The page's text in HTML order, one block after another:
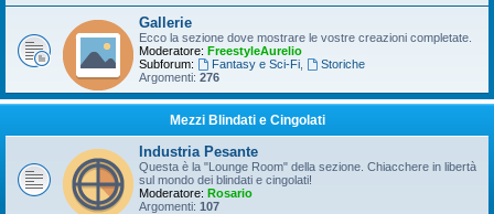
Gallerie
Ecco la sezione dove mostrare le vostre creazioni completate.
Moderatore: FreestyleAurelio
Subforum:
Fantasy e Sci-Fi,
Storiche
Argomenti: 276
Mezzi Blindati e Cingolati
Industria Pesante
Questa è la "Lounge Room" della sezione. Chiacchere in libertà
sul mondo dei blindati e cingolati!
Moderatore: Rosario
Argomenti: 107